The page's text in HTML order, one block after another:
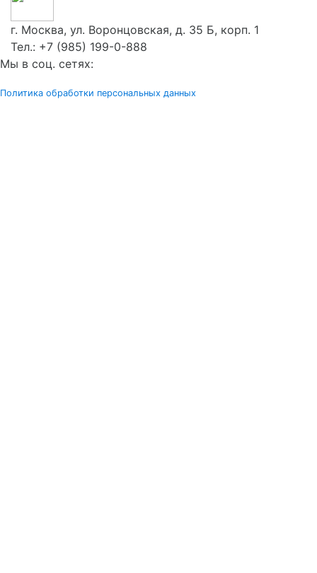
г. Москва, ул. Воронцовская, д. 35 Б, корп. 1
Тел.: +7 (985) 199-0-888
Мы в соц. сетях:
Политика обработки персональных данных